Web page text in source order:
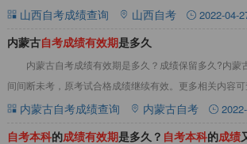
询”栏目。山西自考成绩有效期是多久？答：
山西自考成绩查询 山西自考 2022-04-
内蒙古自考成绩有效期是多久
内蒙古自考成绩有效期是多久？成绩保留多久?内蒙
间间断未考，原考试合格成绩继续有效。更多相关内容可
分”栏目。一、内蒙古自考成绩有效期几年内
内蒙古自考成绩查询 内蒙古自考
自考本科的成绩有效期是多久？ 自考本科的成绩